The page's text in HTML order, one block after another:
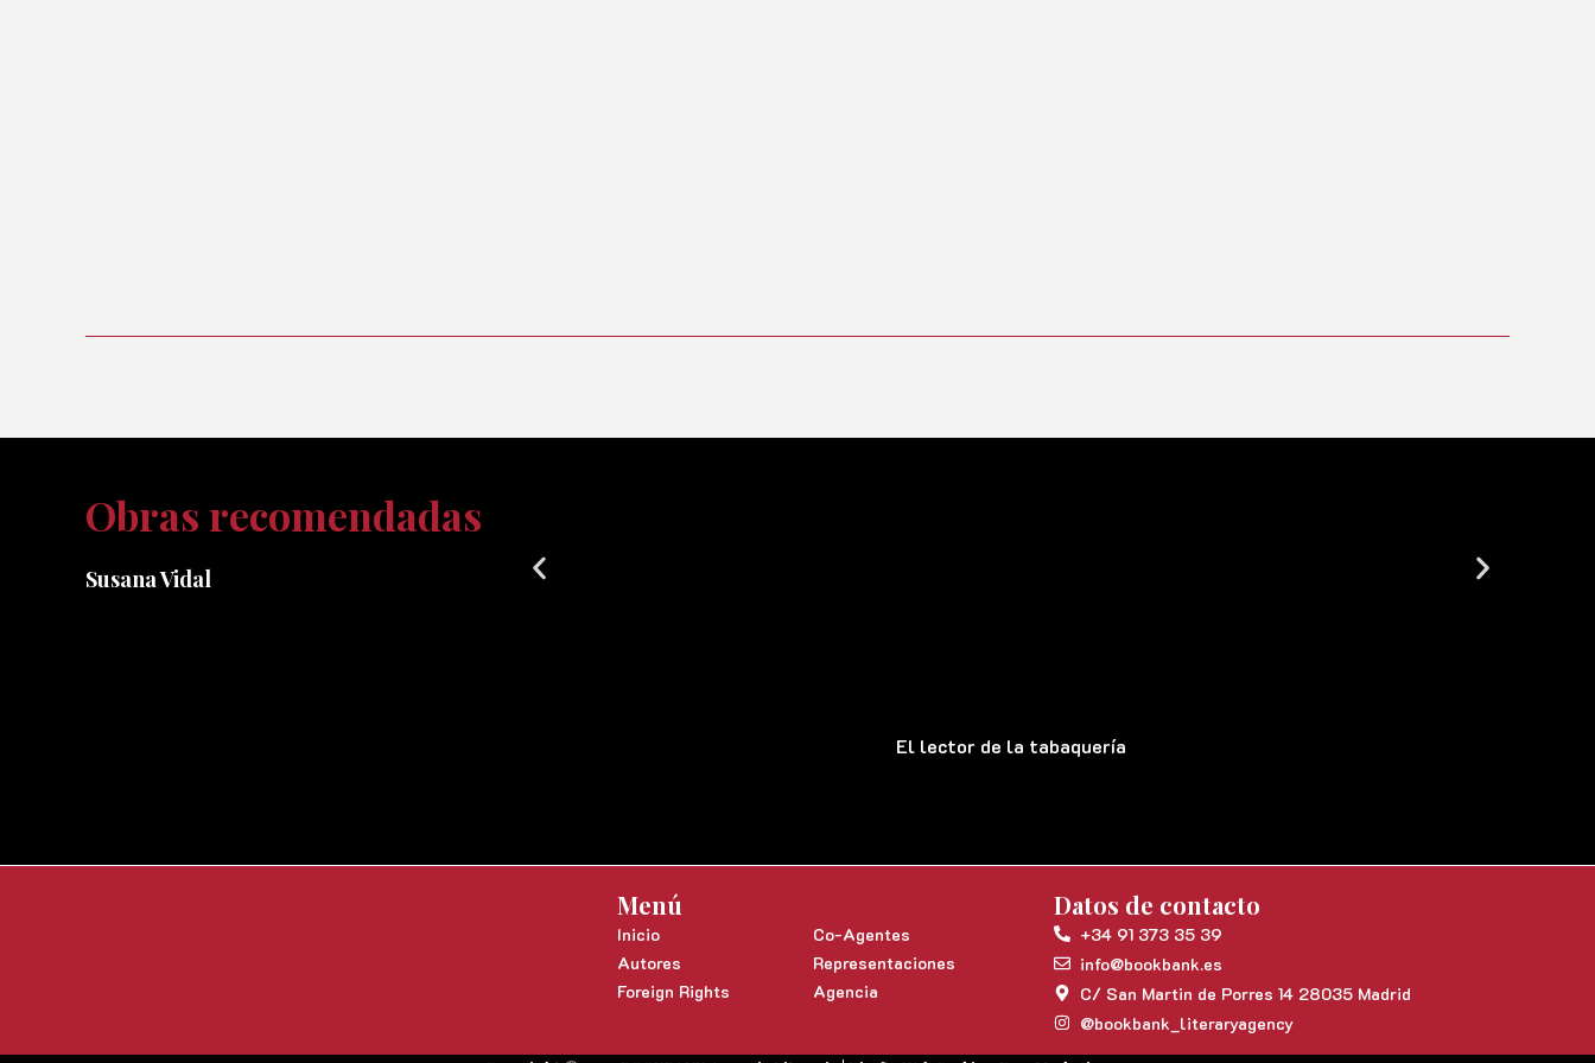
Obras recomendadas
Susana Vidal
El lector de la tabaquería
Menú
Inicio
Autores
Foreign Rights
Co-Agentes
Representaciones
Agencia
Datos de contacto
+34 91 373 35 39
info@bookbank.es
C/ San Martin de Porres 14 28035 Madrid
@bookbank_literaryagency